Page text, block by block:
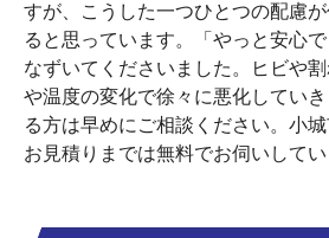
すが、こうした一つひとつの配慮
ると思っています。「やっと安心
なずいてくださいました。ヒビや
や温度の変化で徐々に悪化してい
る方は早めにご相談ください。小
お見積りまでは無料でお伺いしてい